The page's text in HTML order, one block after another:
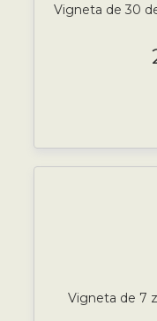
Vigneta de 30
Vigneta de 7